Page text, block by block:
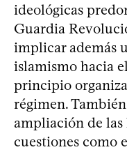
ideológicas
Guardia
implicar además
islamismo hacia
principio
régimen.
ampliación de las
cuestiones como